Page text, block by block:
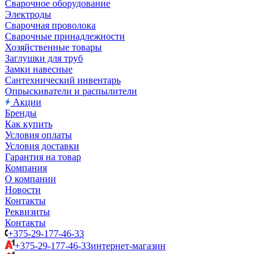
Сварочное оборудование
Электроды
Сварочная проволока
Сварочные принадлежности
Хозяйственные товары
Заглушки для труб
Замки навесные
Сантехнический инвентарь
Опрыскиватели и распылители
Акции
Бренды
Как купить
Условия оплаты
Условия доставки
Гарантия на товар
Компания
О компании
Новости
Контакты
Реквизиты
Контакты
+375-29-177-46-33
+375-29-177-46-33интернет-магазин